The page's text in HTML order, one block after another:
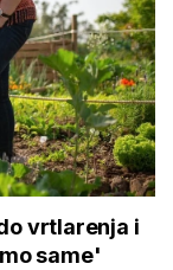
vrtlarenja i
same'